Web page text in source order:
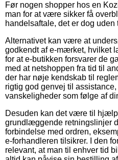
Før nogen shopper hos en
man for at være sikker få
handelsaftale, det er dog
Alternativet kan være at
godkendt af e-mærket, hvilket
for at e-butikken forsvarer de
med at netshoppen fra tid til
der har nøje kendskab til
rigtig god genvej til
vanskeligheder som følge af
Desuden kan det være til
grundlæggende retningslinjer
forbindelse med ordren,
e-forhandleren tilsikrer. I den
relevant, at man til enhver tid